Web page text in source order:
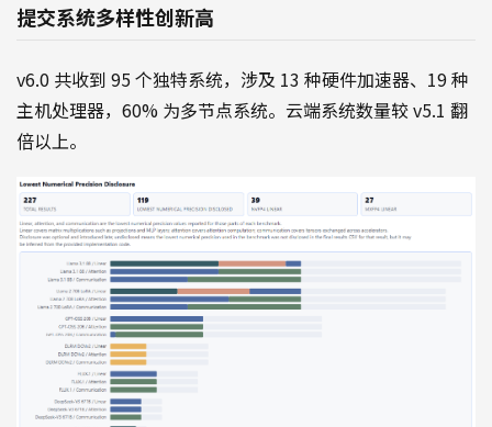
提交系统多样性创新高
v6.0 共收到 95 个独特系统，涉及 13 种硬件加速器、19 种
主机处理器，60% 为多节点系统。云端系统数量较 v5.1 翻
倍以上。